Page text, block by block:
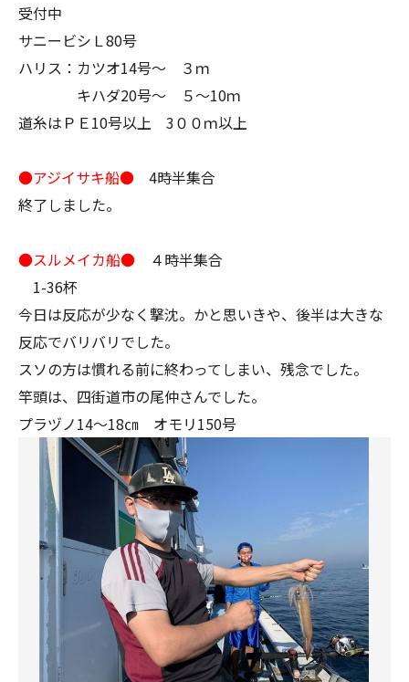
受付中
サニービシＬ80号
ハリス：カツオ14号～ ３ｍ
キハダ20号～ ５～10ｍ
道糸はＰＥ10号以上 3００ｍ以上
●アジイサキ船● 4時半集合
終了しました。
●スルメイカ船● ４時半集合
1-36杯
今日は反応が少なく撃沈。かと思いきや、後半は大きな
反応でバリバリでした。
スソの方は慣れる前に終わってしまい、残念でした。
竿頭は、四街道市の尾仲さんでした。
プラヅノ14～18㎝ オモリ150号